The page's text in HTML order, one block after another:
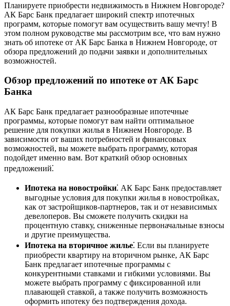
Планируете приобрести недвижимость в Нижнем Новгороде?
АК Барс Банк предлагает широкий спектр ипотечных
программ, которые помогут вам осуществить вашу мечту! В
этом полном руководстве мы рассмотрим все, что вам нужно
знать об ипотеке от АК Барс Банка в Нижнем Новгороде, от
обзора предложений до подачи заявки и дополнительных
возможностей.
Обзор предложений по ипотеке от АК Барс
Банка
АК Барс Банк предлагает разнообразные ипотечные
программы, которые помогут вам найти оптимальное
решение для покупки жилья в Нижнем Новгороде. В
зависимости от ваших потребностей и финансовых
возможностей, вы можете выбрать программу, которая
подойдет именно вам. Вот краткий обзор основных
предложений⁚
Ипотека на новостройки⁚ АК Барс Банк предоставляет
выгодные условия для покупки жилья в новостройках,
как от застройщиков-партнеров, так и от независимых
девелоперов. Вы сможете получить скидки на
процентную ставку, сниженные первоначальные взносы
и другие преимущества.
Ипотека на вторичное жилье⁚ Если вы планируете
приобрести квартиру на вторичном рынке, АК Барс
Банк предлагает ипотечные программы с
конкурентными ставками и гибкими условиями. Вы
можете выбрать программу с фиксированной или
плавающей ставкой, а также получить возможность
оформить ипотеку без подтверждения дохода.